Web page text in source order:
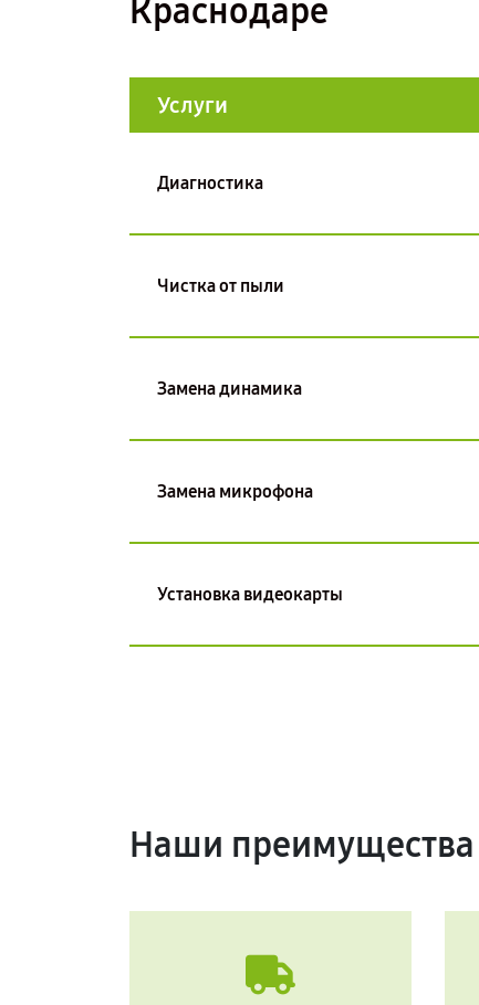
Краснодаре
Услуги
Диагностика
Чистка от пыли
Замена динамика
Замена микрофона
Установка видеокарты
Наши преимущества